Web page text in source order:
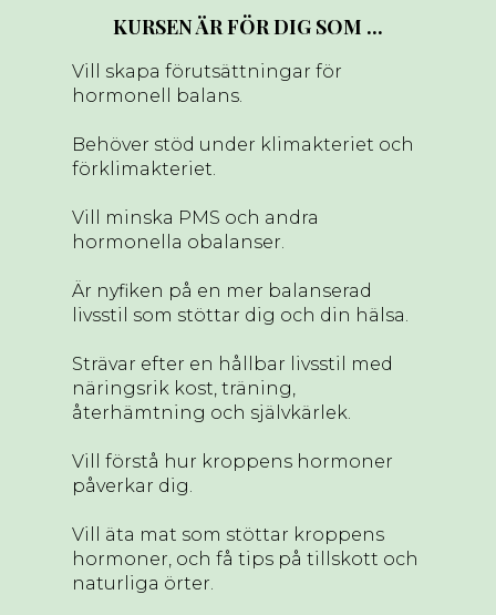
KURSEN ÄR FÖR DIG SOM ...
Vill skapa förutsättningar för
hormonell balans.
Behöver stöd under klimakteriet och
förklimakteriet.
Vill minska PMS och andra
hormonella obalanser.
Är nyfiken på en mer balanserad
livsstil som stöttar dig och din hälsa.
Strävar efter en hållbar livsstil med
näringsrik kost, träning,
återhämtning och självkärlek.
Vill förstå hur kroppens hormoner
påverkar dig.
Vill äta mat som stöttar kroppens
hormoner, och få tips på tillskott och
naturliga örter.